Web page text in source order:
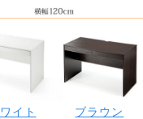
イト ブラウン